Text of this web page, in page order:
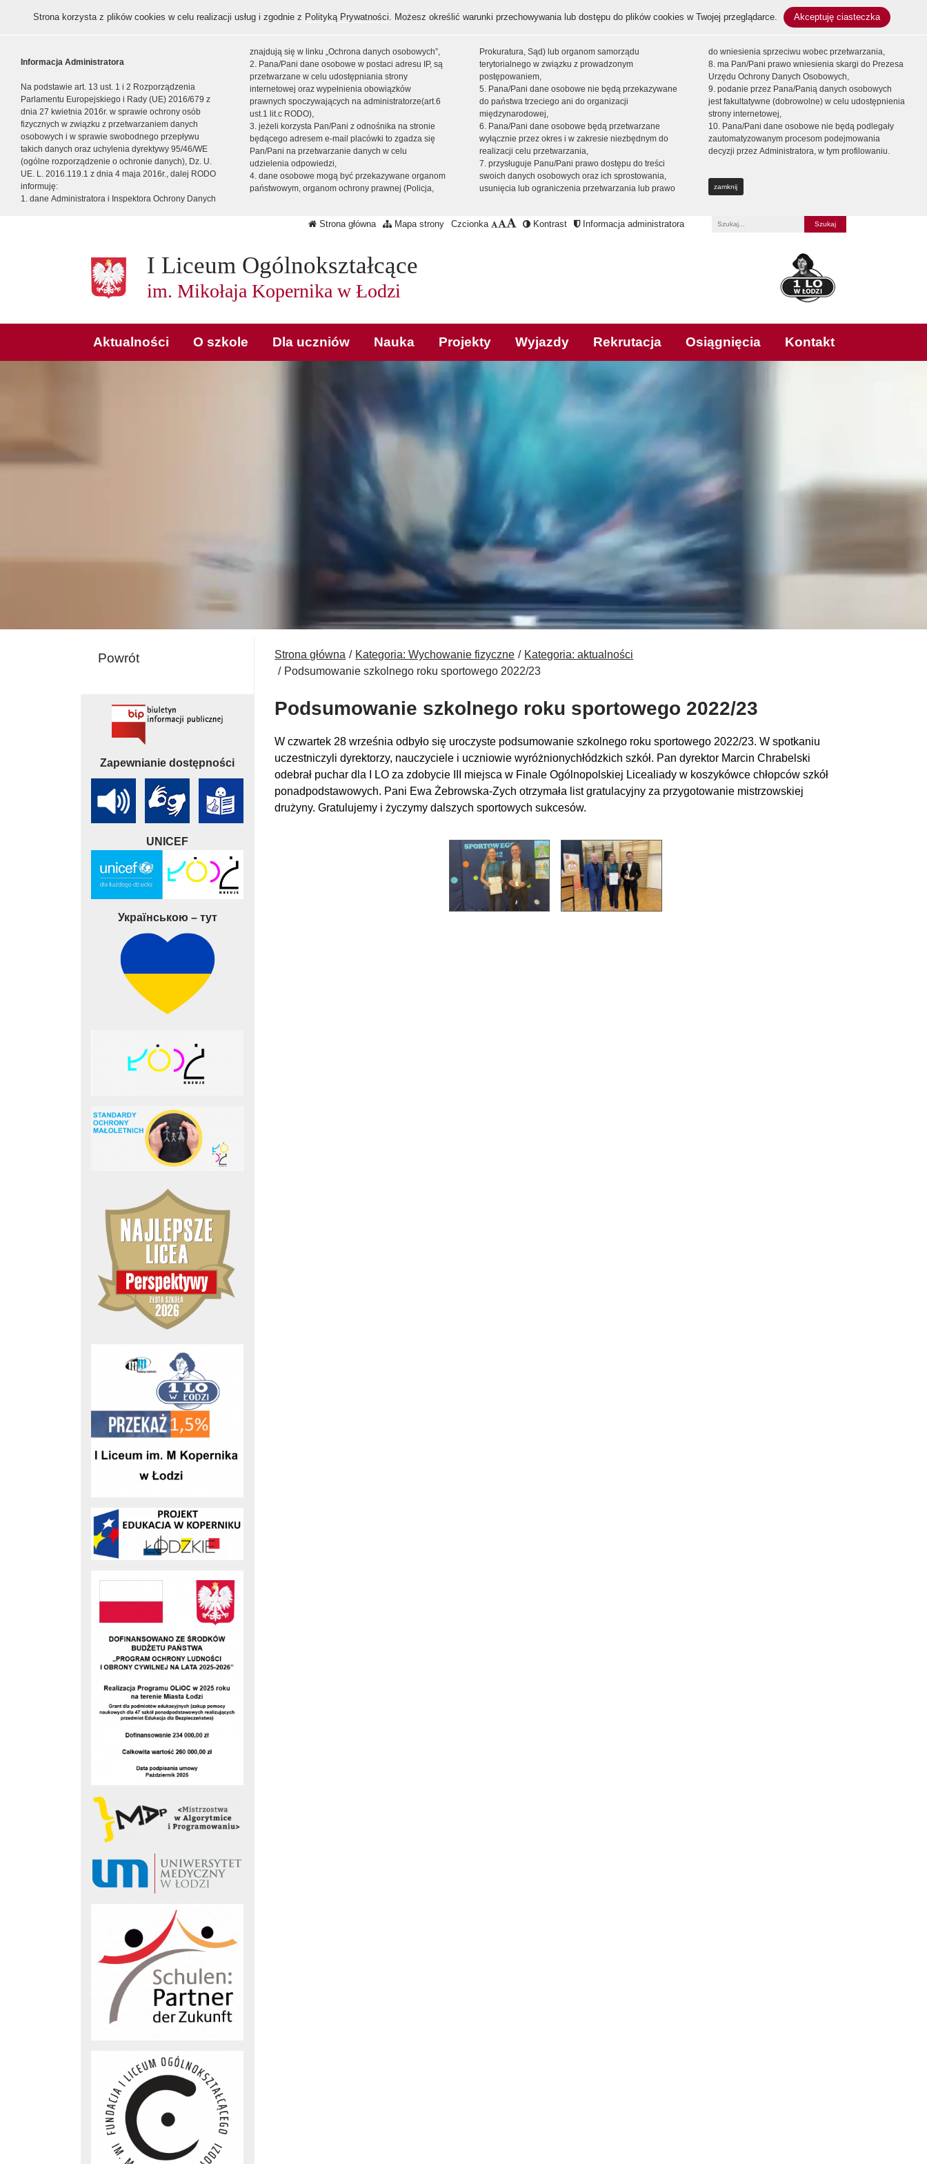
Strona korzysta z plików cookies w celu realizacji usług i zgodnie z Polityką Prywatności. Możesz określić warunki przechowywania lub dostępu do plików cookies w Twojej przeglądarce. Akceptuję ciasteczka
Informacja Administratora
Na podstawie art. 13 ust. 1 i 2 Rozporządzenia
Parlamentu Europejskiego i Rady (UE) 2016/679 z
dnia 27 kwietnia 2016r. w sprawie ochrony osób
fizycznych w związku z przetwarzaniem danych
osobowych i w sprawie swobodnego przepływu
takich danych oraz uchylenia dyrektywy 95/46/WE
(ogólne rozporządzenie o ochronie danych), Dz. U.
UE. L. 2016.119.1 z dnia 4 maja 2016r., dalej RODO
informuję:
1. dane Administratora i Inspektora Ochrony Danych
znajdują się w linku „Ochrona danych osobowych”,
2. Pana/Pani dane osobowe w postaci adresu IP, są
przetwarzane w celu udostępniania strony
internetowej oraz wypełnienia obowiązków
prawnych spoczywających na administratorze(art.6
ust.1 lit.c RODO),
3. jeżeli korzysta Pan/Pani z odnośnika na stronie
będącego adresem e-mail placówki to zgadza się
Pan/Pani na przetwarzanie danych w celu
udzielenia odpowiedzi,
4. dane osobowe mogą być przekazywane organom
państwowym, organom ochrony prawnej (Policja,
Prokuratura, Sąd) lub organom samorządu
terytorialnego w związku z prowadzonym
postępowaniem,
5. Pana/Pani dane osobowe nie będą przekazywane
do państwa trzeciego ani do organizacji
międzynarodowej,
6. Pana/Pani dane osobowe będą przetwarzane
wyłącznie przez okres i w zakresie niezbędnym do
realizacji celu przetwarzania,
7. przysługuje Panu/Pani prawo dostępu do treści
swoich danych osobowych oraz ich sprostowania,
usunięcia lub ograniczenia przetwarzania lub prawo
do wniesienia sprzeciwu wobec przetwarzania,
8. ma Pan/Pani prawo wniesienia skargi do Prezesa
Urzędu Ochrony Danych Osobowych,
9. podanie przez Pana/Panią danych osobowych
jest fakultatywne (dobrowolne) w celu udostępnienia
strony internetowej,
10. Pana/Pani dane osobowe nie będą podlegały
zautomatyzowanym procesom podejmowania
decyzji przez Administratora, w tym profilowaniu.
zamknij
Strona główna Mapa strony Czcionka Kontrast
Informacja administratora
I Liceum Ogólnokształcące
im. Mikołaja Kopernika w Łodzi
Aktualności O szkole Dla uczniów Nauka Projekty Wyjazdy Rekrutacja Osiągnięcia Kontakt
Strona główna Kategoria: Wychowanie fizyczne
Kategoria: aktualności
Podsumowanie szkolnego roku sportowego 2022/23
Podsumowanie szkolnego roku sportowego 2022/23
W czwartek 28 września odbyło się uroczyste podsumowanie szkolnego roku sportowego 2022/23. W spotkaniu
uczestniczylidyrektorzy, nauczyciele i uczniowie wyróżnionychłódzkich szkół. Pan dyrektor MarcinChrabelski
odebrał puchar dla I LO za zdobycie III miejsca w FinaleOgólnopolskiej Licealiady w koszykówce chłopców szkół
ponadpodstawowych. Pani Ewa Żebrowska-Zych otrzymała list gratulacyjny za przygotowanie mistrzowskiej
drużyny. Gratulujemy i życzymy dalszych sportowych sukcesów.
Powrót
Zapewnianie dostępności
UNICEF
Українською – тут